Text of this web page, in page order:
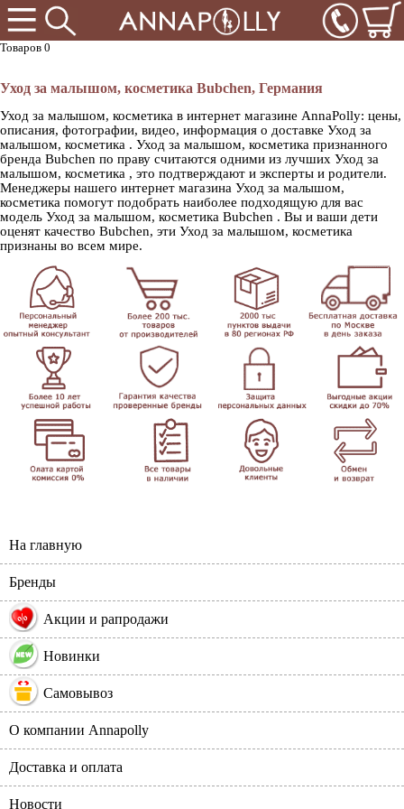
Товаров 0
Уход за малышом, косметика Bubchen, Германия
Уход за малышом, косметика в интернет магазине AnnaPolly: цены,
описания, фотографии, видео, информация о доставке Уход за
малышом, косметика . Уход за малышом, косметика признанного
бренда Bubchen по праву считаются одними из лучших Уход за
малышом, косметика , это подтверждают и эксперты и родители.
Менеджеры нашего интернет магазина Уход за малышом,
косметика помогут подобрать наиболее подходящую для вас
модель Уход за малышом, косметика Bubchen . Вы и ваши дети
оценят качество Bubchen, эти Уход за малышом, косметика
признаны во всем мире.
На главную
Бренды
% Акции и рапродажи
Новинки
Самовывоз
О компании Annapolly
Доставка и оплата
Новости